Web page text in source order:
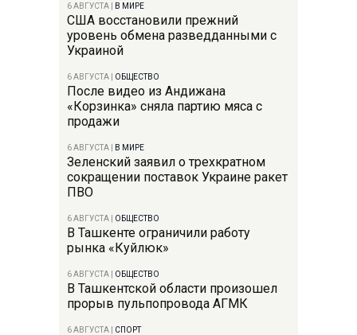
6 АВГУСТА В МИРЕ
США восстановили прежний
уровень обмена разведданными с
Украиной
6 АВГУСТА ОБЩЕСТВО
После видео из Андижана
«Корзинка» сняла партию мяса с
продажи
6 АВГУСТА В МИРЕ
Зеленский заявил о трехкратном
сокращении поставок Украине ракет
ПВО
6 АВГУСТА ОБЩЕСТВО
В Ташкенте ограничили работу
рынка «Куйлюк»
6 АВГУСТА ОБЩЕСТВО
В Ташкентской области произошел
прорыв пульпопровода АГМК
6 АВГУСТА СПОРТ